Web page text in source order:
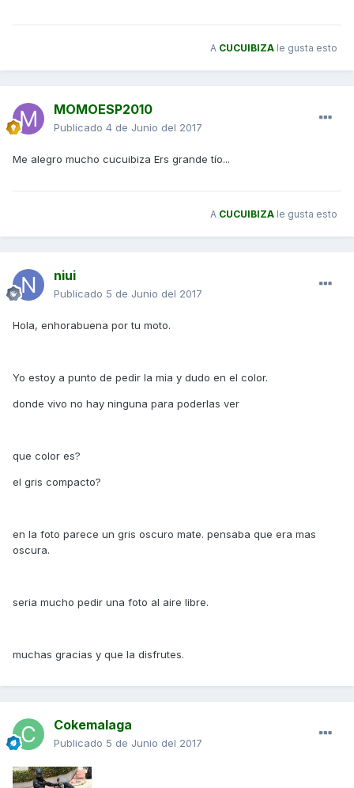
A CUCUIBIZA le gusta esto
MOMOESP2010
Publicado 4 de Junio del 2017
Me alegro mucho cucuibiza Ers grande tío...
A CUCUIBIZA le gusta esto
niui
Publicado 5 de Junio del 2017
Hola, enhorabuena por tu moto.
Yo estoy a punto de pedir la mia y dudo en el color.
donde vivo no hay ninguna para poderlas ver
que color es?
el gris compacto?
en la foto parece un gris oscuro mate. pensaba que era mas
oscura.
seria mucho pedir una foto al aire libre.
muchas gracias y que la disfrutes.
Cokemalaga
Publicado 5 de Junio del 2017